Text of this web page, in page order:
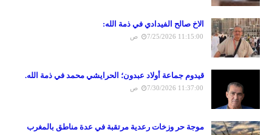
الاخ صالح الفيدادي في ذمة الله:
7/25/2026 11:15:00 ص
قيدوم جماعة أولاد عبدون؛ الحرايشي محمد في ذمة الله.
7/30/2026 11:37:00 ص
موجة حر وزخات رعدية مرتقبة في عدة مناطق بالمغرب